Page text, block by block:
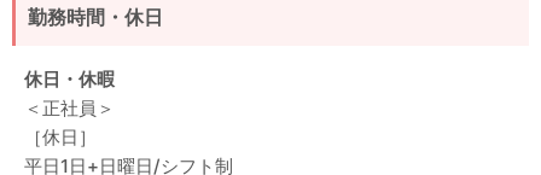
勤務時間・休日
休日・休暇
＜正社員＞
［休日］
平日1日+日曜日/シフト制